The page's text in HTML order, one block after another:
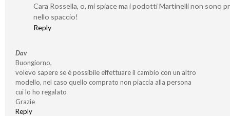
Cara Rossella, o, mi spiace ma i podotti Martinelli non sono
nello spaccio!
Reply
Dav
Buongiorno,
volevo sapere se è possibile effettuare il cambio con un altro
modello, nel caso quello comprato non piaccia alla persona
cui lo ho regalato
Grazie
Reply